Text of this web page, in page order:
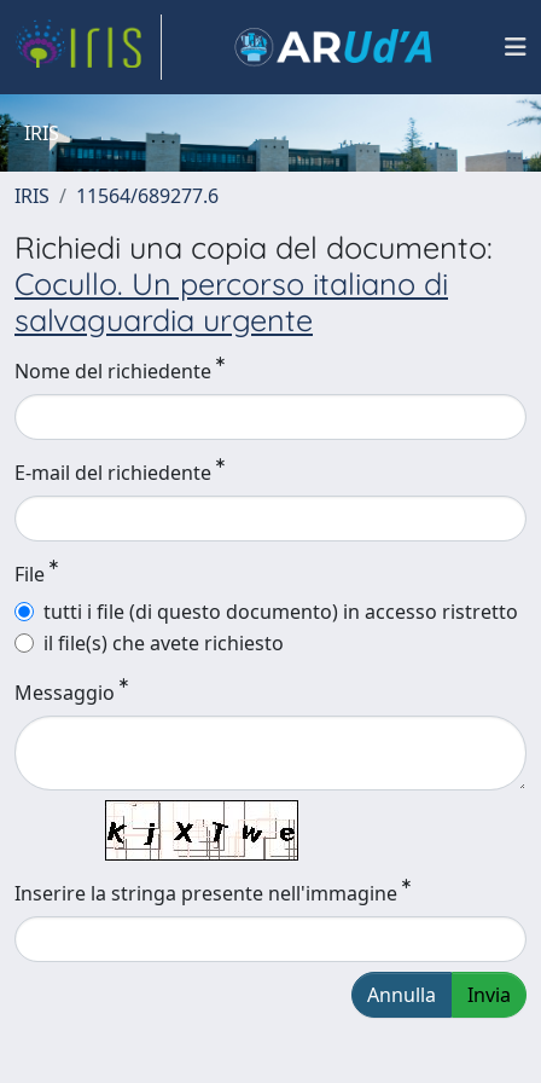
IRIS
IRIS 11564/689277.6
Richiedi una copia del documento:
Cocullo. Un percorso italiano di
salvaguardia urgente
Nome del richiedente
E-mail del richiedente
File
tutti i file (di questo documento) in accesso ristretto
il file(s) che avete richiesto
Messaggio
Inserire la stringa presente nell'immagine
Annulla Invia